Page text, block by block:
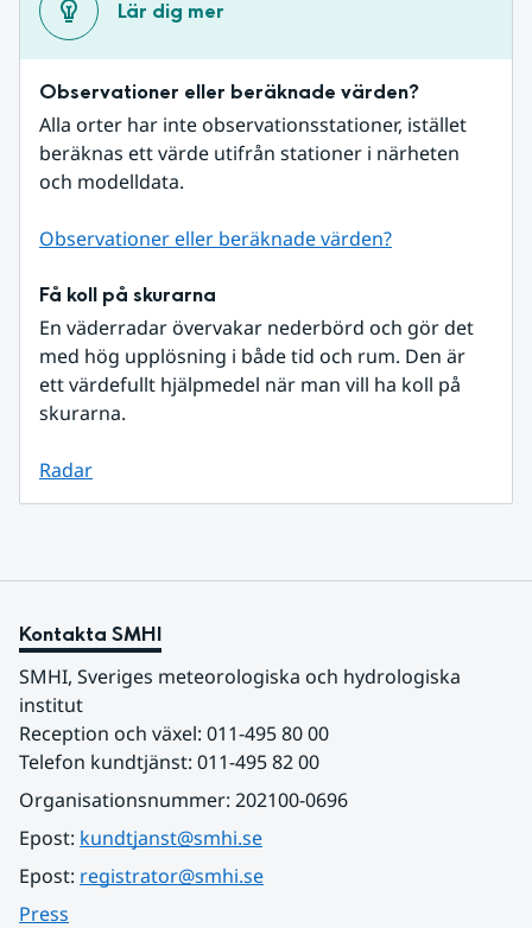
Lär dig mer
Observationer eller beräknade värden?
Alla orter har inte observationsstationer, istället
beräknas ett värde utifrån stationer i närheten
och modelldata.
Observationer eller beräknade värden?
Få koll på skurarna
En väderradar övervakar nederbörd och gör det
med hög upplösning i både tid och rum. Den är
ett värdefullt hjälpmedel när man vill ha koll på
skurarna.
Radar
Kontakta SMHI
SMHI, Sveriges meteorologiska och hydrologiska
institut
Reception och växel: 011-495 80 00
Telefon kundtjänst: 011-495 82 00
Organisationsnummer: 202100-0696
Epost: kundtjanst@smhi.se
Epost: registrator@smhi.se
Press